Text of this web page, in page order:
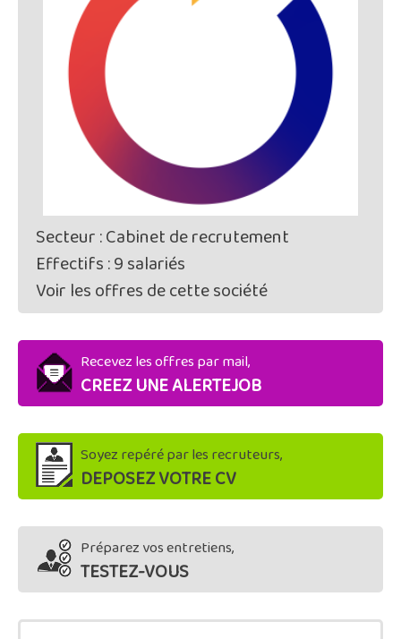
Secteur : Cabinet de recrutement
Effectifs : 9 salariés
Voir les offres de cette société
Recevez les offres par mail,
CREEZ UNE ALERTEJOB
Soyez repéré par les recruteurs,
DEPOSEZ VOTRE CV
Préparez vos entretiens,
TESTEZ-VOUS